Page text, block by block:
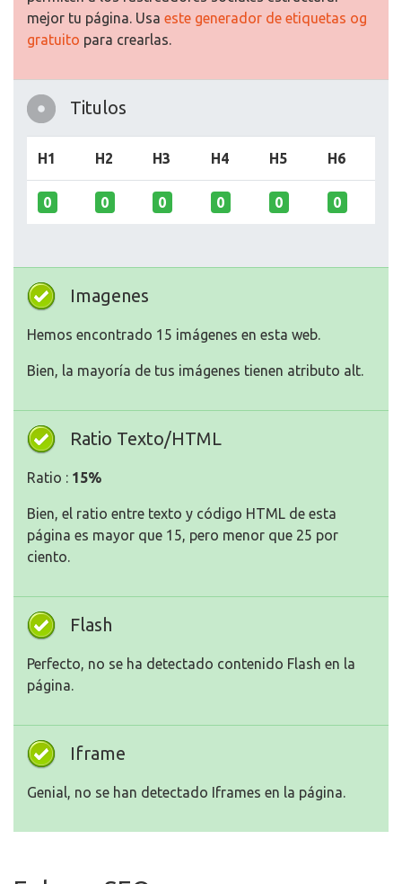
mejor tu página. Usa este generador de etiquetas og
gratuito para crearlas.
Titulos
H1 H2 H3 H4 H5 H6
0 0 0 0 0 0
Imagenes
Hemos encontrado 15 imágenes en esta web.
Bien, la mayoría de tus imágenes tienen atributo alt.
Ratio Texto/HTML
Ratio : 15%
Bien, el ratio entre texto y código HTML de esta
página es mayor que 15, pero menor que 25 por
ciento.
Flash
Perfecto, no se ha detectado contenido Flash en la
página.
Iframe
Genial, no se han detectado Iframes en la página.